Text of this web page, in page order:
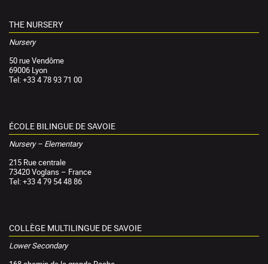
THE NURSERY
Nursery
50 rue Vendôme
69006 Lyon
Tel: +33 4 78 93 71 00
ÉCOLE BILINGUE DE SAVOIE
Nursery – Elementary
215 Rue centrale
73420 Voglans – France
Tel: +33 4 79 54 48 86
COLLÈGE MULTILINGUE DE SAVOIE
Lower Secondary